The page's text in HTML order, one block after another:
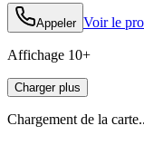
Appeler Voir le
Affichage 10+
Charger plus
Chargement de la